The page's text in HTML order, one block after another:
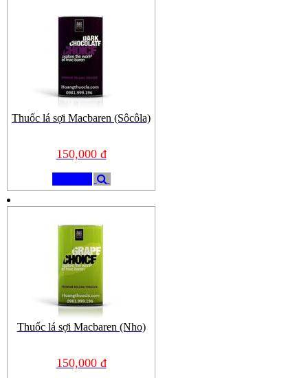
Thuốc lá sợi Macbaren (Sôcôla)
150,000 đ
Thuốc lá sợi Macbaren (Nho)
150,000 đ